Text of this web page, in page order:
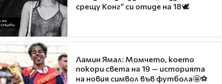
срещу Конг“ си отиде на 18🕊️
Ламин Ямал: Момчето, което
покори света на 19 — историята
на новия символ във футбола🤩⚽